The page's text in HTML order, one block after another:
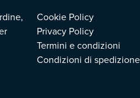
Cookie Policy
Privacy Policy
Termini e condizioni
Condizioni di spedizione